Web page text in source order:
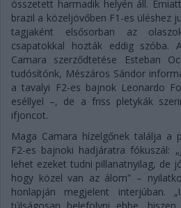
összetett harmadik helyén áll.
brazil a közeljövőben F1-es üléshez
tagjaként elsősorban az
csapatokkal hozták eddig szóba.
Camara szerződtetése Esteban
tudósítónk, Mészáros Sándor
a tavalyi F2-es bajnok Leonardo
eséllyel –, de a friss pletykák
ifjoncot.
Maga Camara hízelgőnek találja a
F2-es bajnoki hadjáratra fókuszál:
lehet ezeket tudni pillanatnyilag, de
hogy közel van az álom” –
honlapján megjelent interjúban.